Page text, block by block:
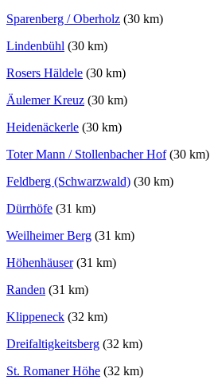
Sparenberg / Oberholz (30 km)
Lindenbühl (30 km)
Rosers Häldele (30 km)
Äulemer Kreuz (30 km)
Heidenäckerle (30 km)
Toter Mann / Stollenbacher Hof(30 km)
Feldberg (Schwarzwald) (30 km)
Dürrhöfe (31 km)
Weilheimer Berg (31 km)
Höhenhäuser(31 km)
Randen (31 km)
Klippeneck (32 km)
Dreifaltigkeitsberg (32 km)
St. Romaner Höhe (32 km)